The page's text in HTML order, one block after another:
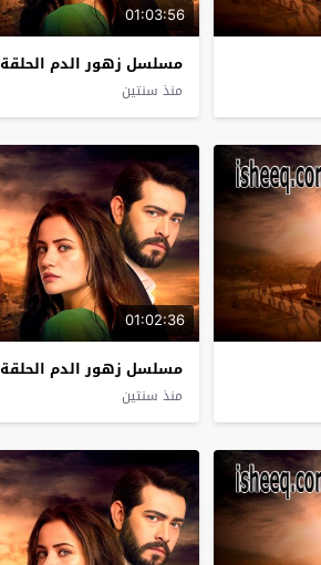
01:03:56
مسلسل زهور الدم الحلقة 407
منذ سنتين
01:02:36
مسلسل زهور الدم الحلقة 403
منذ سنتين